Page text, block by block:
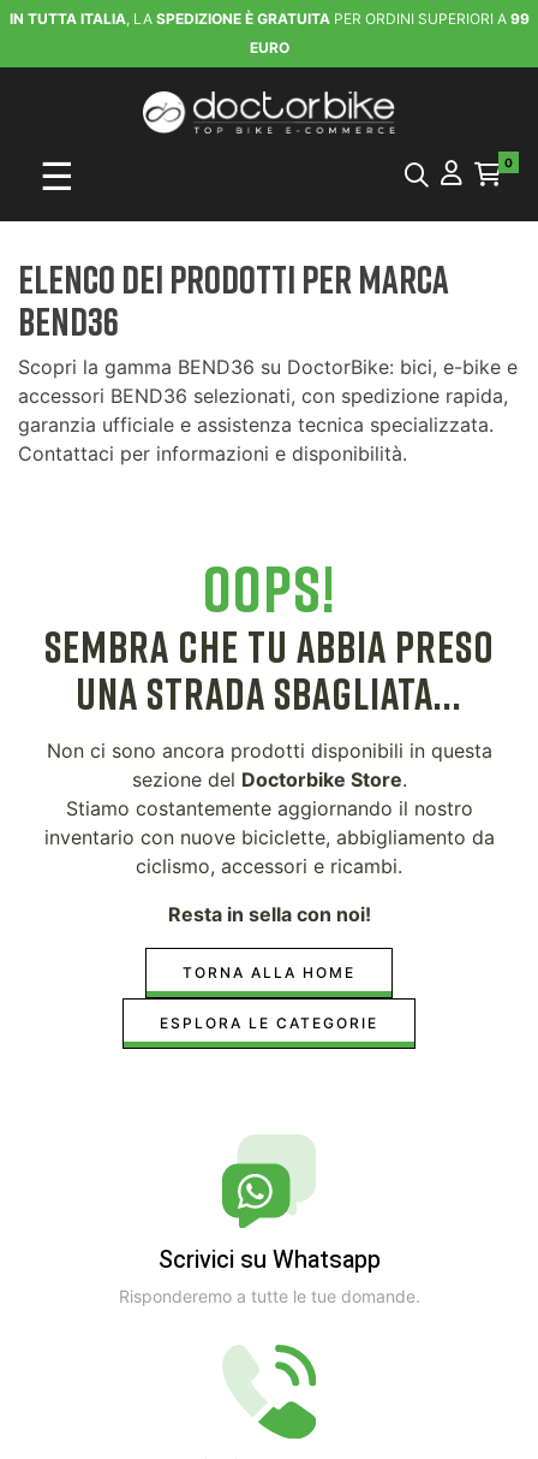
IN TUTTA ITALIA, LA SPEDIZIONE È GRATUITAPER ORDINI SUPERIORI A 99
EURO
navigazione Toggle
☰ 0
Elenco dei prodotti per marca
BEND36
Scopri la gamma BEND36 su DoctorBike: bici, e-bike e
accessori BEND36 selezionati, con spedizione rapida,
garanzia ufficiale e assistenza tecnica specializzata.
Contattaci per informazioni e disponibilità.
OOPS!
SEMBRA CHE TU ABBIA PRESO
UNA STRADA SBAGLIATA...
Non ci sono ancora prodotti disponibili in questa
sezione del Doctorbike Store.
Stiamo costantemente aggiornando il nostro
inventario con nuove biciclette, abbigliamento da
ciclismo, accessori e ricambi.
Resta in sella con noi!
TORNA ALLA HOME
ESPLORA LE CATEGORIE
Scrivici su Whatsapp
Risponderemo a tutte le tue domande.